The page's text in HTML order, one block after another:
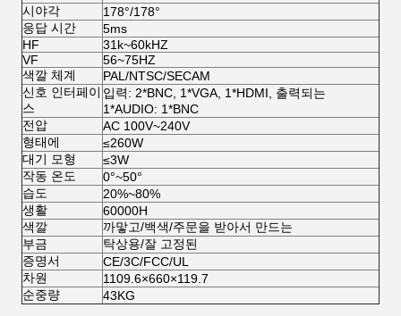
시야각
178°/178°
응답 시간
5ms
HF
31k~60kHZ
VF
56~75HZ
색깔 체계
PAL/NTSC/SECAM
신호 인터페이
스
입력: 2*BNC, 1*VGA, 1*HDMI, 출력되는
1*AUDIO: 1*BNC
전압
AC 100V~240V
형태에
≤260W
대기 모형
≤3W
작동 온도
0°~50°
습도
20%~80%
생활
60000H
색깔
까맣고/백색/주문을 받아서 만드는
부금
탁상용/잘 고정된
증명서
CE/3C/FCC/UL
차원
1109.6×660×119.7
순중량
43KG